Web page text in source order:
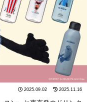
2025.09.02 2025.11.16